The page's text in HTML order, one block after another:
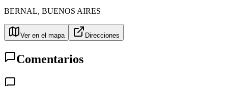
BERNAL, BUENOS AIRES
Ver en el mapa Direcciones
Comentarios